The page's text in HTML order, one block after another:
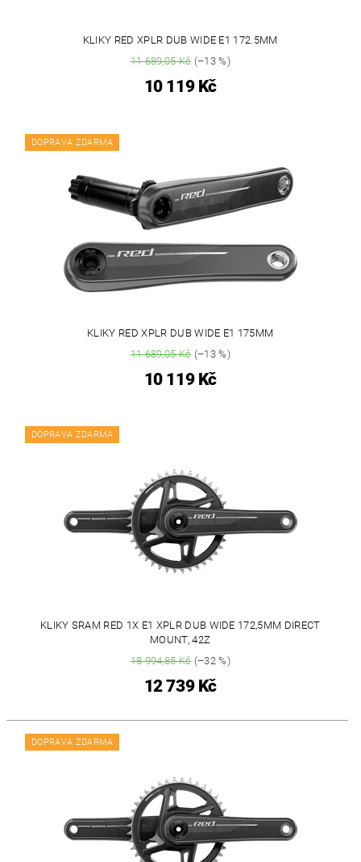
KLIKY RED XPLR DUB WIDE E1 172.5MM
11 689,05 Kč(–13 %)
10 119 Kč
DOPRAVA ZDARMA
KLIKY RED XPLR DUB WIDE E1 175MM
11 689,05 Kč(–13 %)
10 119 Kč
DOPRAVA ZDARMA
KLIKY SRAM RED 1X E1 XPLR DUB WIDE 172,5MM DIRECT
MOUNT, 42Z
18 994,85 Kč(–32 %)
12 739 Kč
DOPRAVA ZDARMA